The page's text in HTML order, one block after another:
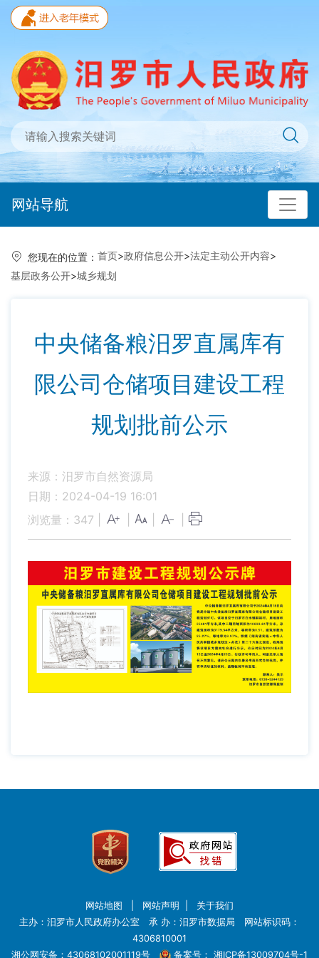
网站导航
您现在的位置： 首页>政府信息公开>法定主动公开内容>
基层政务公开>城乡规划
中央储备粮汨罗直属库有
限公司仓储项目建设工程
规划批前公示
来源：汨罗市自然资源局
日期：2024-04-19 16:01
浏览量： 347
网站地图 网站声明
关于我们
主办：汨罗市人民政府办公室 承 办：汨罗市数据局 网站标识码：
4306810001
湘公网安备：43068102001119号
备案号： 湘ICP备13009704号-1